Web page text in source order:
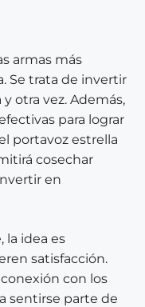
armas más
Se trata de invertir
otra vez. Además,
para lograr
portavoz estrella
cosechar
en
la idea es
satisfacción.
con los
sentirse parte de